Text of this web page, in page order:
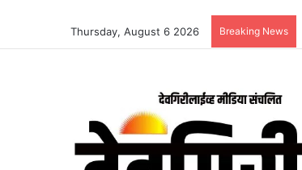
Thursday, August 6 2026 Breaking News